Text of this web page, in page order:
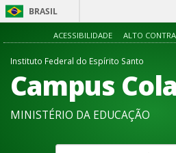
BRASIL
ACESSIBILIDADE ALTO
Instituto Federal do Espírito Santo
Campus
MINISTÉRIO DA EDUCAÇÃO